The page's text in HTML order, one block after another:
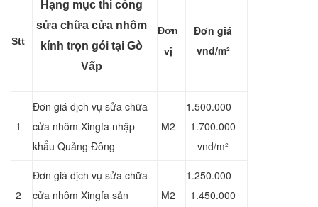
Stt
Hạng mục thi công
sửa chữa cửa nhôm
kính trọn gói tại Gò
Vấp
Đơn
vị
Đơn giá
vnd/m²
1
Đơn giá dịch vụ sửa chữa
cửa nhôm Xingfa nhập
khẩu Quảng Đông
M2
1.500.000 –
1.700.000
vnd/m²
2
Đơn giá dịch vụ sửa chữa
cửa nhôm Xingfa sản
M2
1.250.000 –
1.450.000